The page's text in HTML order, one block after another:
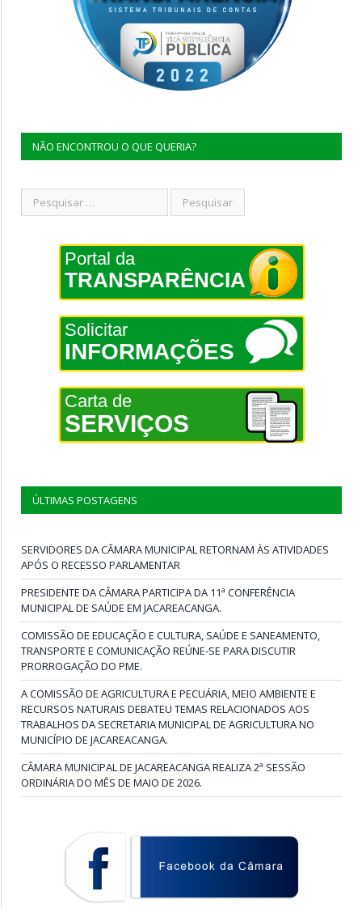
NÃO ENCONTROU O QUE QUERIA?
Portal da
TRANSPARÊNCIA
Solicitar
INFORMAÇÕES
Carta de
SERVIÇOS
ÚLTIMAS POSTAGENS
SERVIDORES DA CÂMARA MUNICIPAL RETORNAM ÀS ATIVIDADES
APÓS O RECESSO PARLAMENTAR
PRESIDENTE DA CÂMARA PARTICIPA DA 11ª CONFERÊNCIA
MUNICIPAL DE SAÚDE EM JACAREACANGA.
COMISSÃO DE EDUCAÇÃO E CULTURA, SAÚDE E SANEAMENTO,
TRANSPORTE E COMUNICAÇÃO REÚNE-SE PARA DISCUTIR
PRORROGAÇÃO DO PME.
A COMISSÃO DE AGRICULTURA E PECUÁRIA, MEIO AMBIENTE E
RECURSOS NATURAIS DEBATEU TEMAS RELACIONADOS AOS
TRABALHOS DA SECRETARIA MUNICIPAL DE AGRICULTURA NO
MUNICÍPIO DE JACAREACANGA.
CÂMARA MUNICIPAL DE JACAREACANGA REALIZA 2ª SESSÃO
ORDINÁRIA DO MÊS DE MAIO DE 2026.